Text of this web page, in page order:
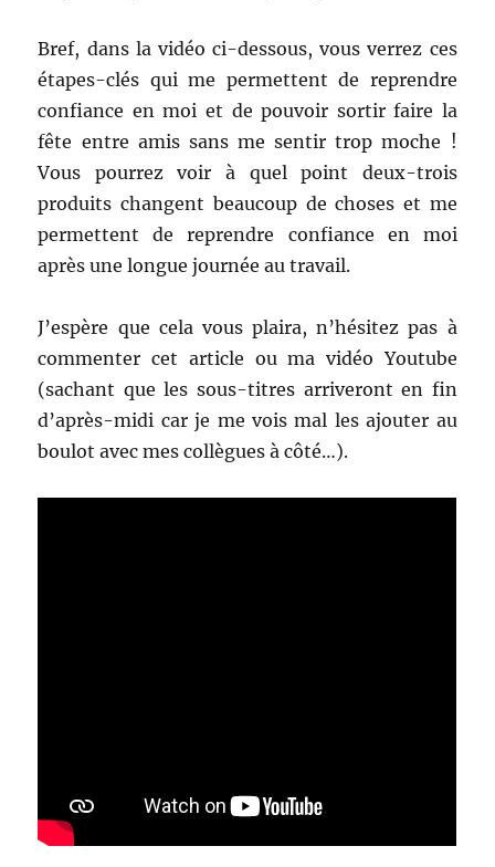
Bref, dans la vidéo ci-dessous, vous verrez ces
étapes-clés qui me permettent de reprendre
confiance en moi et de pouvoir sortir faire la
fête entre amis sans me sentir trop moche !
Vous pourrez voir à quel point deux-trois
produits changent beaucoup de choses et me
permettent de reprendre confiance en moi
après une longue journée au travail.
J’espère que cela vous plaira, n’hésitez pas à
commenter cet article ou ma vidéo Youtube
(sachant que les sous-titres arriveront en fin
d’après-midi car je me vois mal les ajouter au
boulot avec mes collègues à côté…).